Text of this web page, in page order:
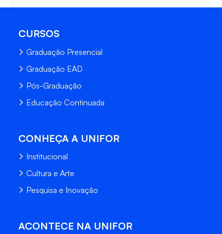
CURSOS
Graduação Presencial
Graduação EAD
Pós-Graduação
Educação Continuada
CONHEÇA A UNIFOR
Institucional
Cultura e Arte
Pesquisa e Inovação
ACONTECE NA UNIFOR